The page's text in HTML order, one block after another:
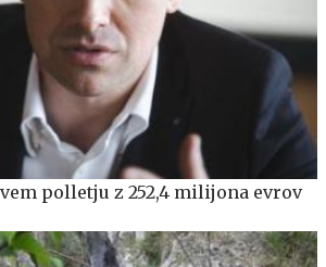
polletju z 252,4 milijona evrov